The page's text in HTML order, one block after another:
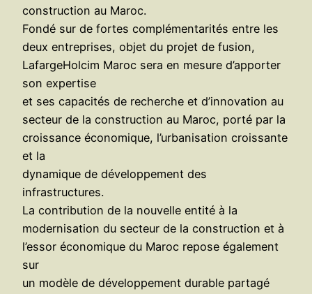
construction au Maroc.
Fondé sur de fortes complémentarités entre les
deux entreprises, objet du projet de fusion,
LafargeHolcim Maroc sera en mesure d’apporter
son expertise
et ses capacités de recherche et d’innovation au
secteur de la construction au Maroc, porté par la
croissance économique, l’urbanisation croissante
et la
dynamique de développement des
infrastructures.
La contribution de la nouvelle entité à la
modernisation du secteur de la construction et à
l’essor économique du Maroc repose également
sur
un modèle de développement durable partagé